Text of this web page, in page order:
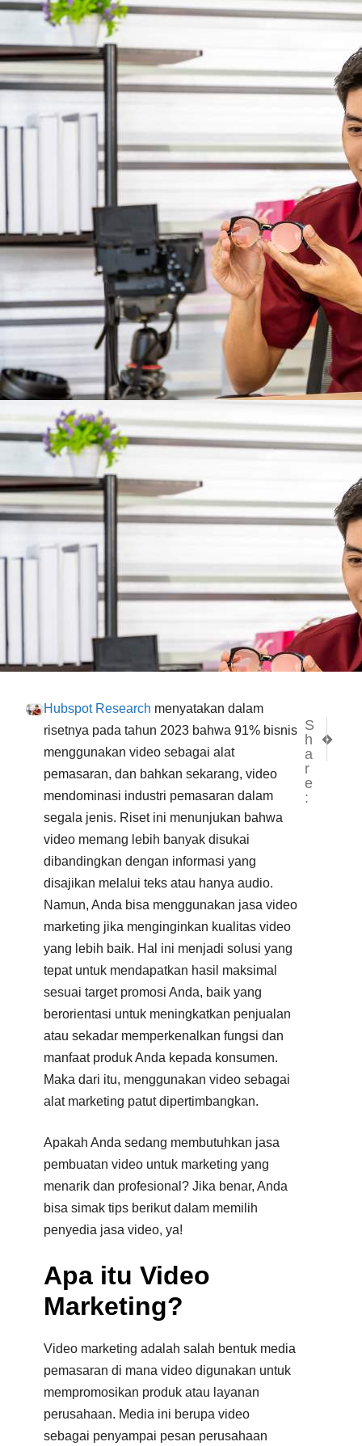
Hubspot Research menyatakan dalam
risetnya pada tahun 2023 bahwa 91% bisnis
menggunakan video sebagai alat
pemasaran, dan bahkan sekarang, video
mendominasi industri pemasaran dalam
segala jenis. Riset ini menunjukan bahwa
video memang lebih banyak disukai
dibandingkan dengan informasi yang
disajikan melalui teks atau hanya audio.
Namun, Anda bisa menggunakan jasa video
marketing jika menginginkan kualitas video
yang lebih baik. Hal ini menjadi solusi yang
tepat untuk mendapatkan hasil maksimal
sesuai target promosi Anda, baik yang
berorientasi untuk meningkatkan penjualan
atau sekadar memperkenalkan fungsi dan
manfaat produk Anda kepada konsumen.
Maka dari itu, menggunakan video sebagai
alat marketing patut dipertimbangkan.
Apakah Anda sedang membutuhkan jasa
pembuatan video untuk marketing yang
menarik dan profesional? Jika benar, Anda
bisa simak tips berikut dalam memilih
penyedia jasa video, ya!
Apa itu Video
Marketing?
Video marketing adalah salah bentuk media
pemasaran di mana video digunakan untuk
mempromosikan produk atau layanan
perusahaan. Media ini berupa video
sebagai penyampai pesan perusahaan
S
h
a
r
e
: